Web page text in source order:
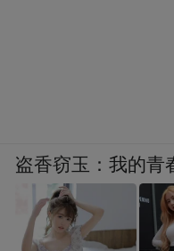
盗香窃玉：我的青